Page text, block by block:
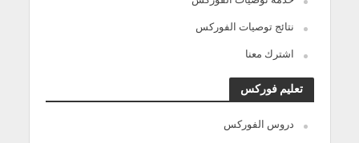
نتائج توصيات الفوركس
اشترك معنا
تعليم فوركس
دروس الفوركس